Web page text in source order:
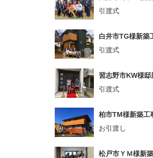
引渡式
白井市TG様新築
引渡式
習志野市KW様邸
引渡式
柏市TM様新築工
お引渡し
松戸市ＹＭ様新